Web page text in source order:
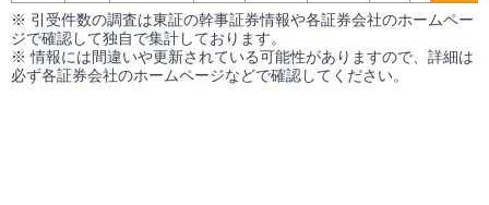
※ 引受件数の調査は東証の幹事証券情報や各証券会社のホームペー
ジで確認して独自で集計しております。
※ 情報には間違いや更新されている可能性がありますので、詳細は
必ず各証券会社のホームページなどで確認してください。